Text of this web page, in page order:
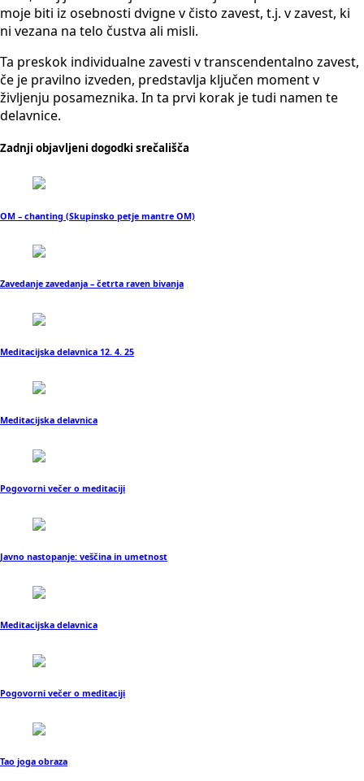
moje biti iz osebnosti dvigne v čisto zavest, t.j. v zavest, ki
ni vezana na telo čustva ali misli.
Ta preskok individualne zavesti v transcendentalno zavest,
če je pravilno izveden, predstavlja ključen moment v
življenju posameznika. In ta prvi korak je tudi namen te
delavnice.
Zadnji objavljeni dogodki srečališča
OM – chanting (Skupinsko petje mantre OM)
Zavedanje zavedanja – četrta raven bivanja
Meditacijska delavnica 12. 4. 25
Meditacijska delavnica
Pogovorni večer o meditaciji
Javno nastopanje: veščina in umetnost
Meditacijska delavnica
Pogovorni večer o meditaciji
Tao joga obraza